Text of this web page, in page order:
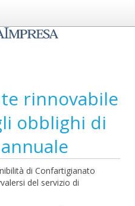
rinnovabile
obblighi di
di Confartigianato
del servizio di